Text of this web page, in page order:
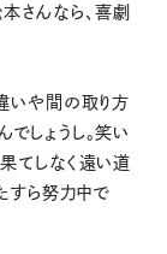
さんなら、喜劇
違いや間の取り方
しょうし。笑い
果てしなく遠い道
すら努力中で